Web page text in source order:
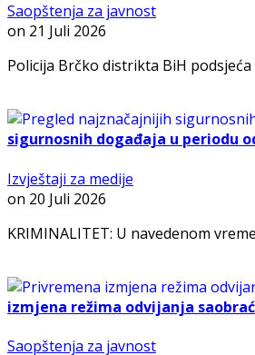
Saopštenja za javnost
on 21 Juli 2026
Policija Brčko distrikta BiH
sigurnosnih događaja u periodu
Izvještaji za medije
on 20 Juli 2026
KRIMINALITET: U navedenom
izmjena režima odvijanja
Saopštenja za javnost